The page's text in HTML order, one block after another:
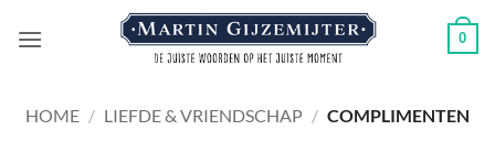
naar
0
HOME / LIEFDE & VRIENDSCHAP / COMPLIMENTEN